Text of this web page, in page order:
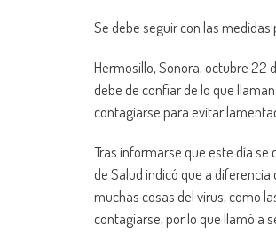
Se debe seguir con las
Hermosillo, Sonora, octubre 22
debe de confiar de lo que
contagiarse para evitar
Tras informarse que este día se
de Salud indicó que a diferencia
muchas cosas del virus, como
contagiarse, por lo que llamó a